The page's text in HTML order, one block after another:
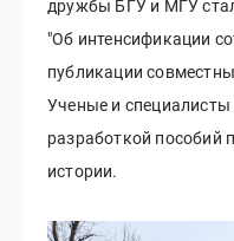
дружбы БГУ и МГУ
"Об интенсификации
публикации
Ученые и специалисты
разработкой пособий
истории.